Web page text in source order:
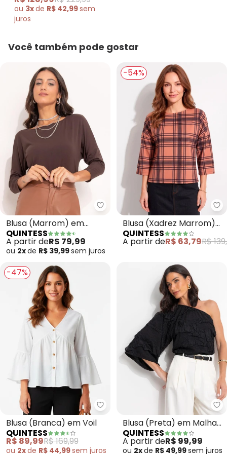
Amendoado com
Cintura Alta e Bolsos
ou 3xde R$ 42,99sem
juros
Você também pode gostar
Quintess - Blusa (Marrom) em
Blusa (Marrom) em
Malha de Viscose
QUINTESS
A partir deR$ 79,99
ou 2xde R$ 39,99sem juros
-54%
Blusa (Xadrez Marrom)
em Malha
QUINTESS
A partir deR$ 63,79R$
-47%
Quintess - Blusa (Branca) em
Blusa (Branca) em Voil
QUINTESS
R$ 89,99R$ 169,99
ou 2xde R$ 44,99sem juros
Blusa (Preta) em Malha
Buble
QUINTESS
A partir deR$ 99,99
ou 2xde R$ 49,99sem juros